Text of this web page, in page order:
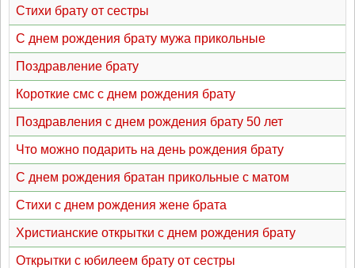
Стихи брату от сестры
С днем рождения брату мужа прикольные
Поздравление брату
Короткие смс с днем рождения брату
Поздравления с днем рождения брату 50 лет
Что можно подарить на день рождения брату
С днем рождения братан прикольные с матом
Стихи с днем рождения жене брата
Христианские открытки с днем рождения брату
Открытки с юбилеем брату от сестры